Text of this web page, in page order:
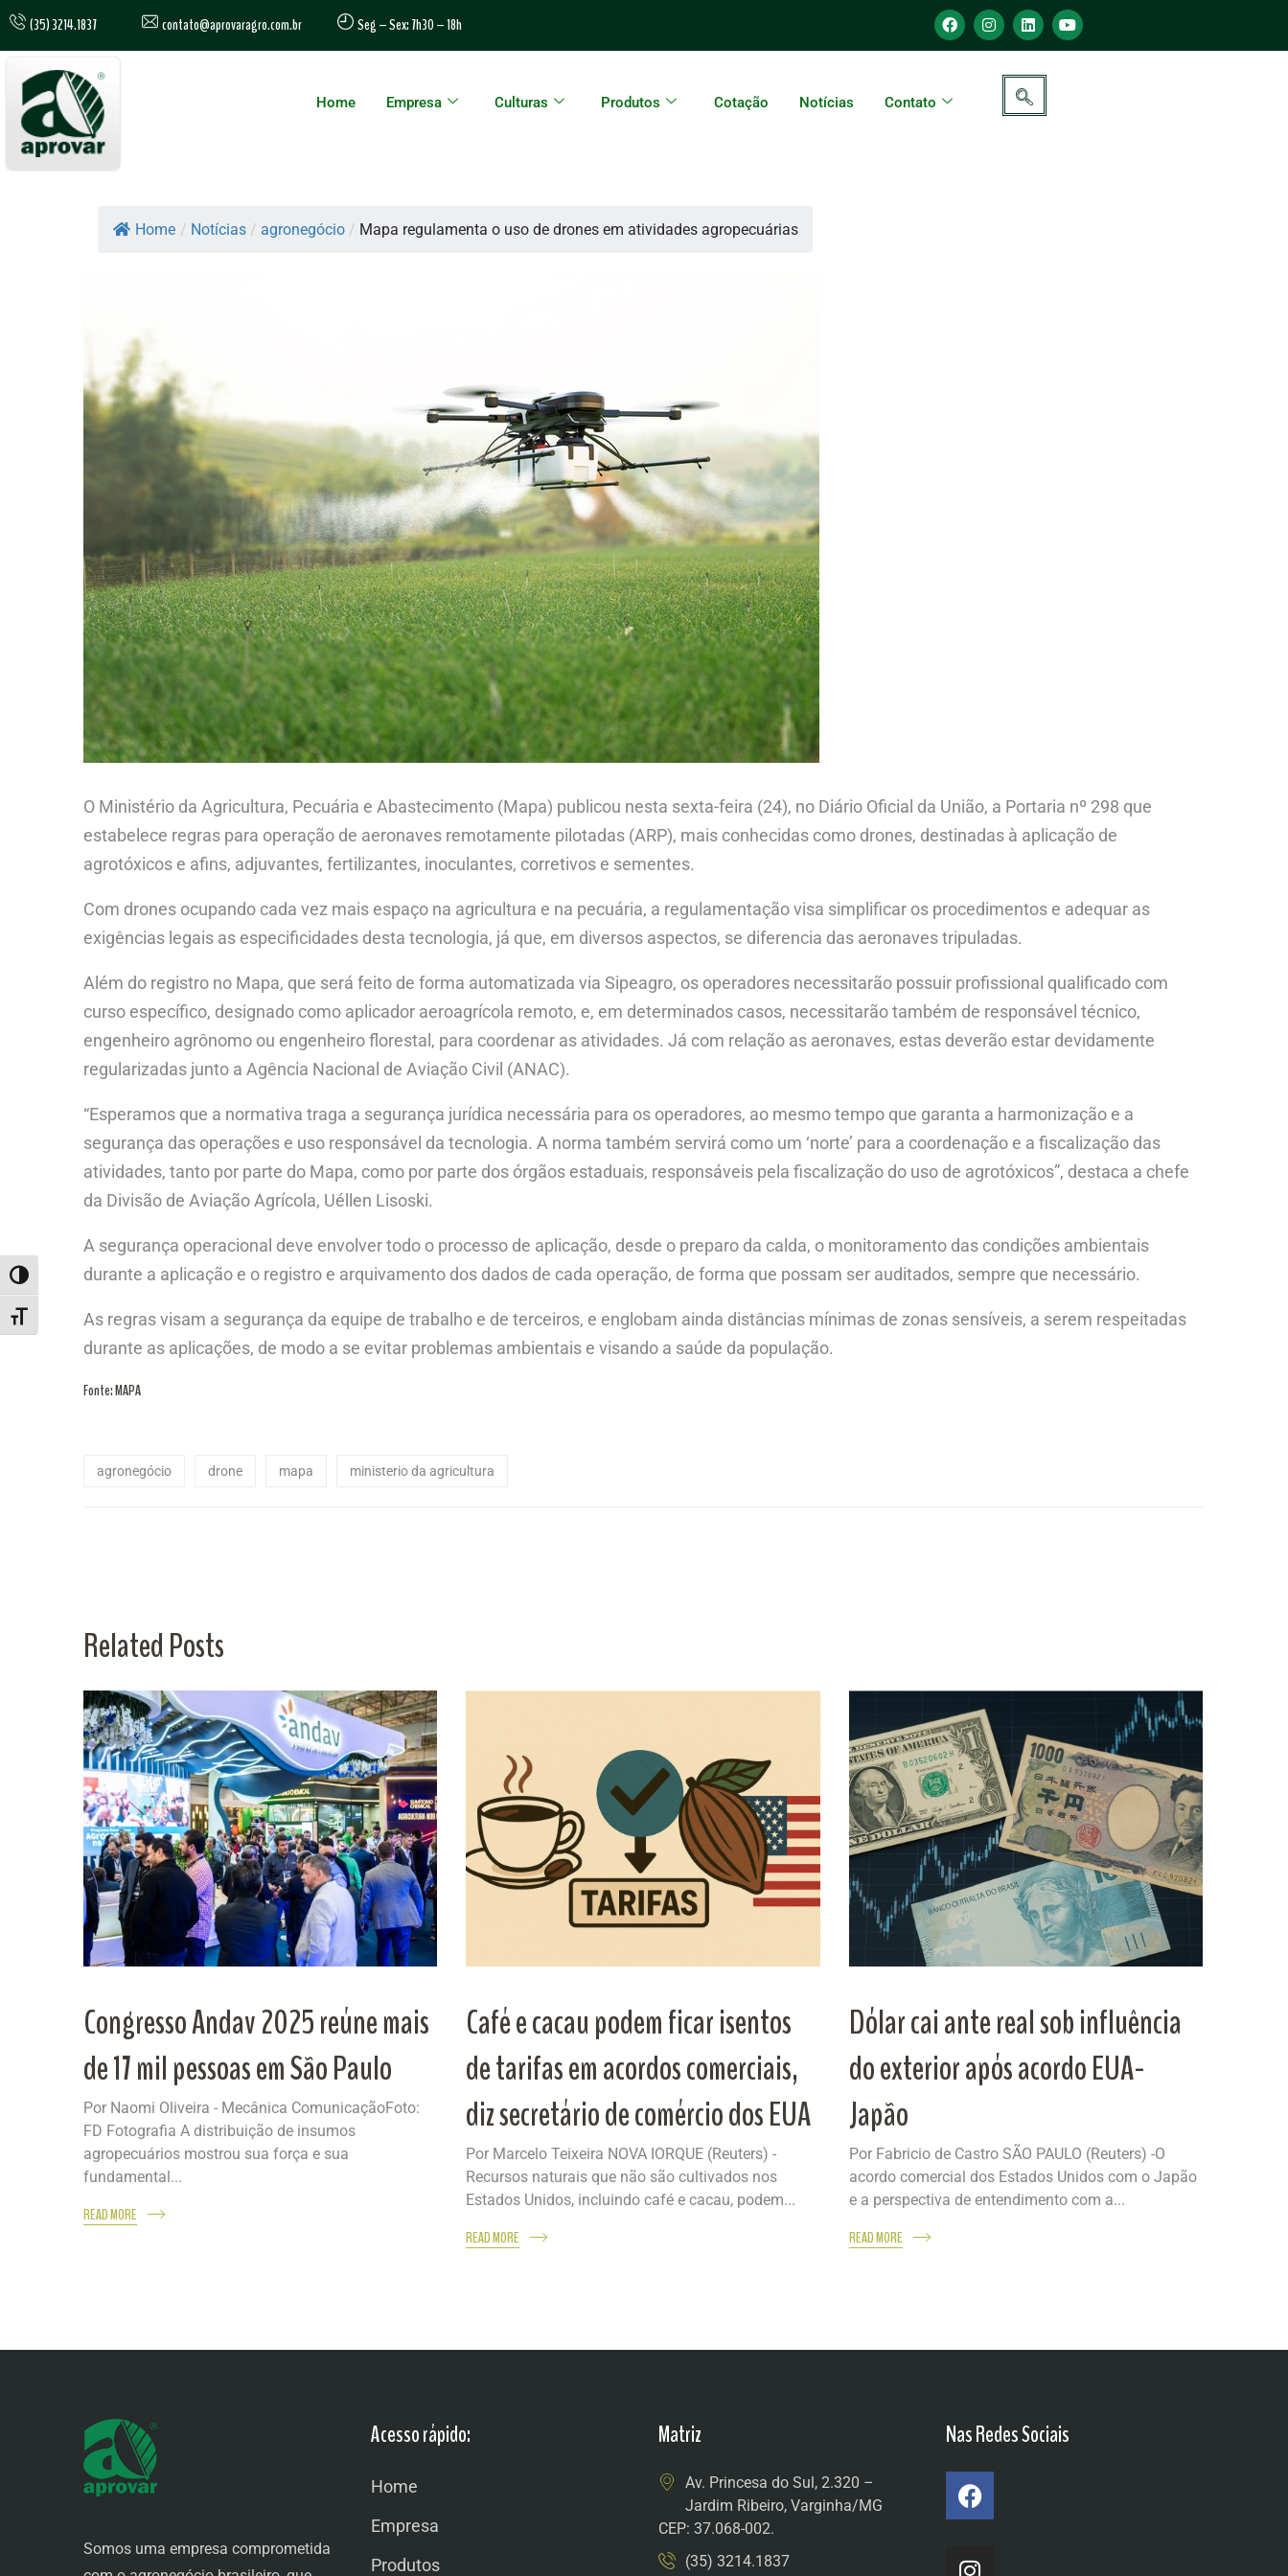
ALTERNAR ALTO CONTRASTE
ALTERNAR TAMANHO DA FONTE
(35) 3214.1837 contato@aprovaragro.com.br Seg – Sex: 7h30 – 18h
Home Empresa Culturas Produtos Cotação Notícias Contato
Home / Notícias / agronegócio / Mapa regulamenta o uso de drones em atividades agropecuárias
O Ministério da Agricultura, Pecuária e Abastecimento (Mapa) publicou nesta sexta-feira (24), no Diário Oficial da União, a Portaria nº 298 que
estabelece regras para operação de aeronaves remotamente pilotadas (ARP), mais conhecidas como drones, destinadas à aplicação de
agrotóxicos e afins, adjuvantes, fertilizantes, inoculantes, corretivos e sementes.
Com drones ocupando cada vez mais espaço na agricultura e na pecuária, a regulamentação visa simplificar os procedimentos e adequar as
exigências legais as especificidades desta tecnologia, já que, em diversos aspectos, se diferencia das aeronaves tripuladas.
Além do registro no Mapa, que será feito de forma automatizada via Sipeagro, os operadores necessitarão possuir profissional qualificado com
curso específico, designado como aplicador aeroagrícola remoto, e, em determinados casos, necessitarão também de responsável técnico,
engenheiro agrônomo ou engenheiro florestal, para coordenar as atividades. Já com relação as aeronaves, estas deverão estar devidamente
regularizadas junto a Agência Nacional de Aviação Civil (ANAC).
“Esperamos que a normativa traga a segurança jurídica necessária para os operadores, ao mesmo tempo que garanta a harmonização e a
segurança das operações e uso responsável da tecnologia. A norma também servirá como um ‘norte’ para a coordenação e a fiscalização das
atividades, tanto por parte do Mapa, como por parte dos órgãos estaduais, responsáveis pela fiscalização do uso de agrotóxicos”, destaca a chefe
da Divisão de Aviação Agrícola, Uéllen Lisoski.
A segurança operacional deve envolver todo o processo de aplicação, desde o preparo da calda, o monitoramento das condições ambientais
durante a aplicação e o registro e arquivamento dos dados de cada operação, de forma que possam ser auditados, sempre que necessário.
As regras visam a segurança da equipe de trabalho e de terceiros, e englobam ainda distâncias mínimas de zonas sensíveis, a serem respeitadas
durante as aplicações, de modo a se evitar problemas ambientais e visando a saúde da população.
Fonte: MAPA
agronegócio drone mapa ministerio da agricultura
Related Posts
Congresso Andav 2025 reúne mais
de 17 mil pessoas em São Paulo
Por Naomi Oliveira - Mecânica ComunicaçãoFoto:
FD Fotografia A distribuição de insumos
agropecuários mostrou sua força e sua
fundamental...
READ MORE
Café e cacau podem ficar isentos
de tarifas em acordos comerciais,
diz secretário de comércio dos EUA
Por Marcelo Teixeira NOVA IORQUE (Reuters) -
Recursos naturais que não são cultivados nos
Estados Unidos, incluindo café e cacau, podem...
READ MORE
Dólar cai ante real sob influência
do exterior após acordo EUA-
Japão
Por Fabricio de Castro SÃO PAULO (Reuters) -O
acordo comercial dos Estados Unidos com o Japão
e a perspectiva de entendimento com a...
READ MORE
Somos uma empresa comprometida
Acesso rápido:
Home
Empresa
Produtos
Matriz
Av. Princesa do Sul, 2.320 –
Jardim Ribeiro, Varginha/MG
CEP: 37.068-002.
(35) 3214.1837
Nas Redes Sociais